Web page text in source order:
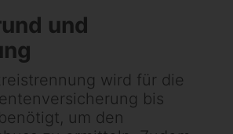
und
wird für die
bis
um den